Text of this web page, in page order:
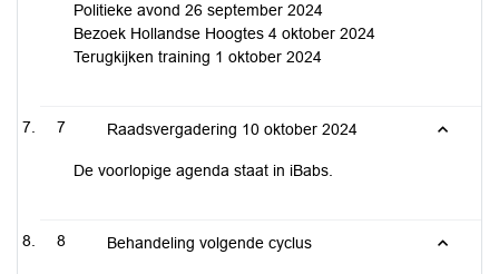
Politieke avond 26 september 2024
Bezoek Hollandse Hoogtes 4 oktober 2024
Terugkijken training 1 oktober 2024
7 Raadsvergadering 10 oktober 2024
De voorlopige agenda staat in iBabs.
8 Behandeling volgende cyclus